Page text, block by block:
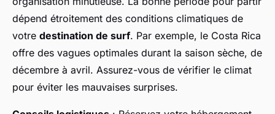
dépend étroitement des conditions climatiques de
votre destination de surf. Par exemple, le Costa Rica
offre des vagues optimales durant la saison sèche, de
décembre à avril. Assurez-vous de vérifier le climat
pour éviter les mauvaises surprises.